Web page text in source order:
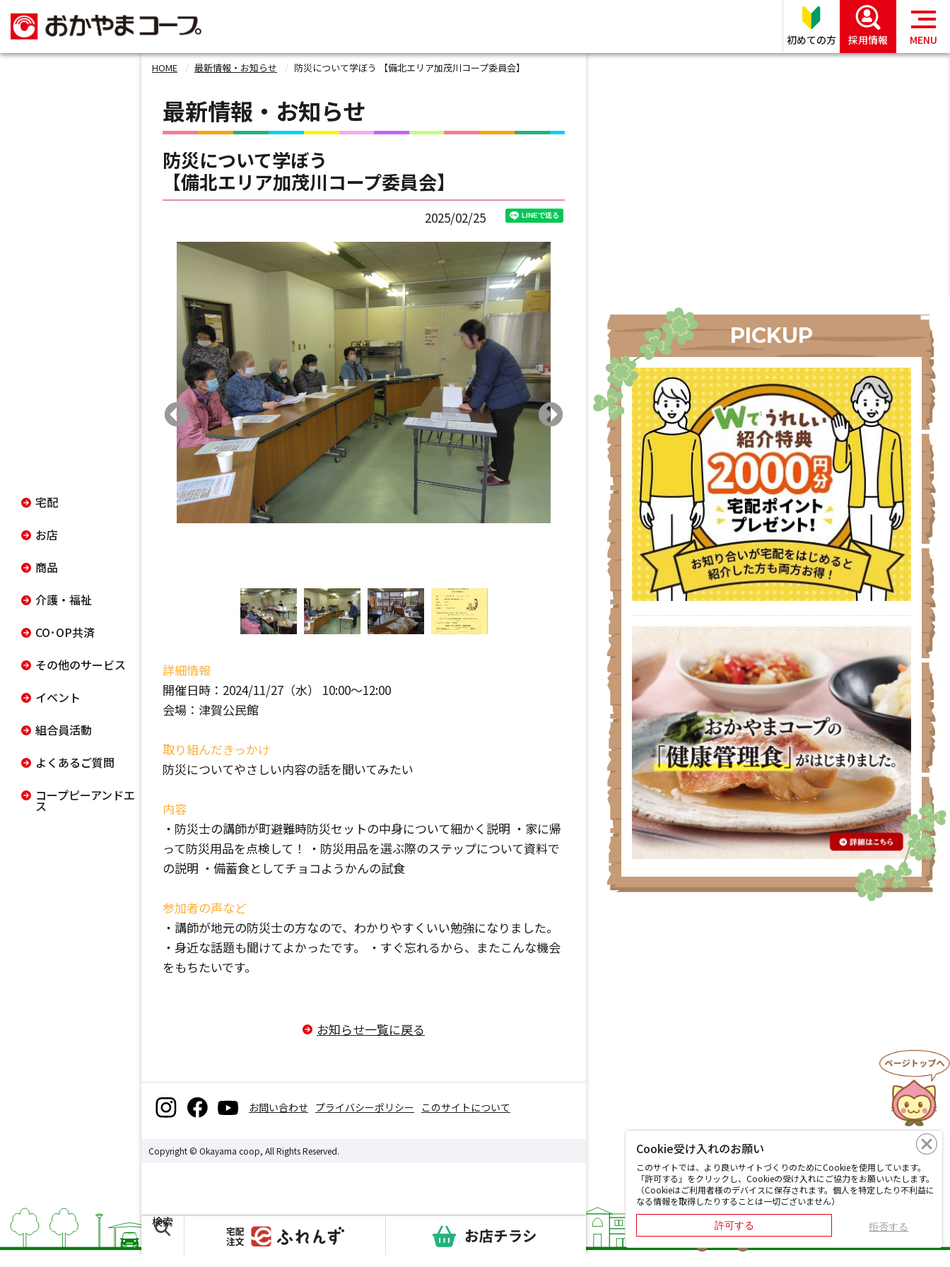
初めての方 採用情報 MENU
宅配
お店
商品
介護・福祉
CO･OP共済
その他のサービス
イベント
組合員活動
よくあるご質問
コープピーアンドエ
ス
HOME 最新情報・お知らせ 防災について学ぼう 【備北エリア加茂川コープ委員会】
最新情報・お知らせ
防災について学ぼう
【備北エリア加茂川コープ委員会】
2025/02/25
詳細情報
開催日時：2024/11/27（水） 10:00～12:00
会場：津賀公民館
取り組んだきっかけ
防災についてやさしい内容の話を聞いてみたい
内容
・防災士の講師が町避難時防災セットの中身について細かく説明 ・家に帰
って防災用品を点検して！ ・防災用品を選ぶ際のステップについて資料で
の説明 ・備蓄食としてチョコようかんの試食
参加者の声など
・講師が地元の防災士の方なので、わかりやすくいい勉強になりました。
・身近な話題も聞けてよかったです。 ・すぐ忘れるから、またこんな機会
をもちたいです。
お知らせ一覧に戻る
お問い合わせ プライバシーポリシー このサイトについて
Copyright © Okayama coop, All Rights Reserved.
PICKUP
検索
Cookie受け入れのお願い
このサイトでは、より良いサイトづくりのためにCookieを使用しています。
「許可する」をクリックし、Cookieの受け入れにご協力をお願いいたします。
（Cookieはご利用者様のデバイスに保存されます。個人を特定したり不利益に
なる情報を取得したりすることは一切ございません）
許可する 拒否する